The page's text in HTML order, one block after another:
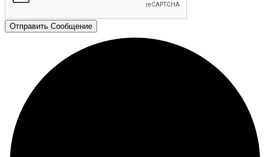
Отправить Сообщение